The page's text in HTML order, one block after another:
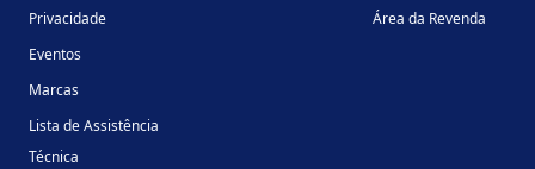
Privacidade
Eventos
Marcas
Lista de Assistência
Técnica
Área da Revenda